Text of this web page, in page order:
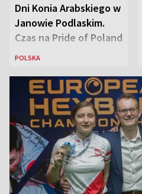
Dni Konia Arabskiego w
Janowie Podlaskim.
Czas na Pride of Poland
POLSKA